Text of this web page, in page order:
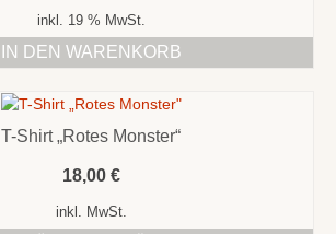
inkl. 19 % MwSt.
IN DEN WARENKORB
T-Shirt „Rotes Monster“
18,00 €
inkl. MwSt.